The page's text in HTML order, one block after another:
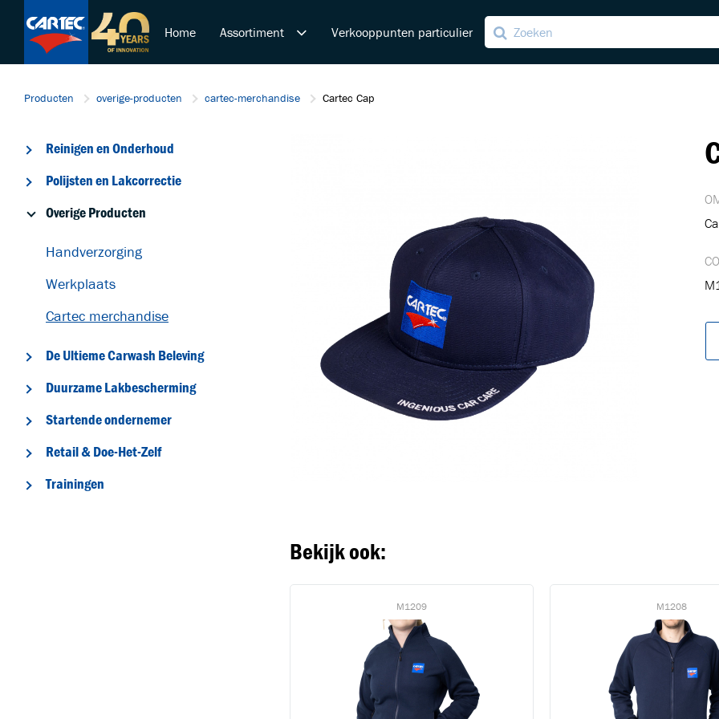
Home Assortiment
Polijsten en Lakcorrectie
Verkooppunten particulier
Producten overige-producten cartec-merchandise Cartec Cap
Reinigen en Onderhoud
Polijsten en Lakcorrectie
Overige Producten
Handverzorging
Werkplaats
Cartec merchandise
De Ultieme Carwash Beleving
Duurzame Lakbescherming
Startende ondernemer
Retail & Doe-Het-Zelf
Trainingen
Bekijk ook:
M1209 M1208